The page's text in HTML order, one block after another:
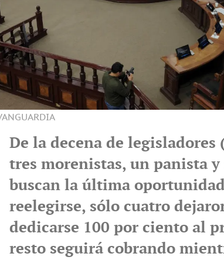
De la decena de
tres morenistas, un panista
buscan la última
reelegirse, sólo cuatro
dedicarse 100 por ciento al
resto seguirá cobrando